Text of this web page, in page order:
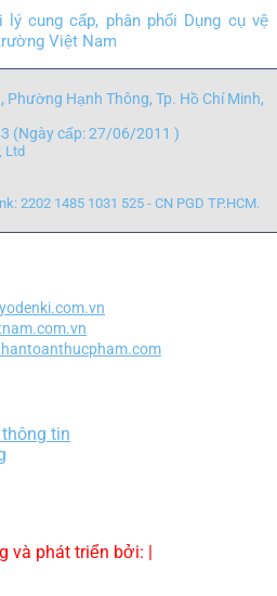
lý cung cấp, phân phối Dụng cụ vệ
Việt Nam
Phường Hạnh Thông, Tp. Hồ Chí Minh,
(Ngày cấp: 27/06/2011 )
Ltd
2202 1485 1031 525 - CN PGD TP.HCM.
tin
và phát triển bởi: |